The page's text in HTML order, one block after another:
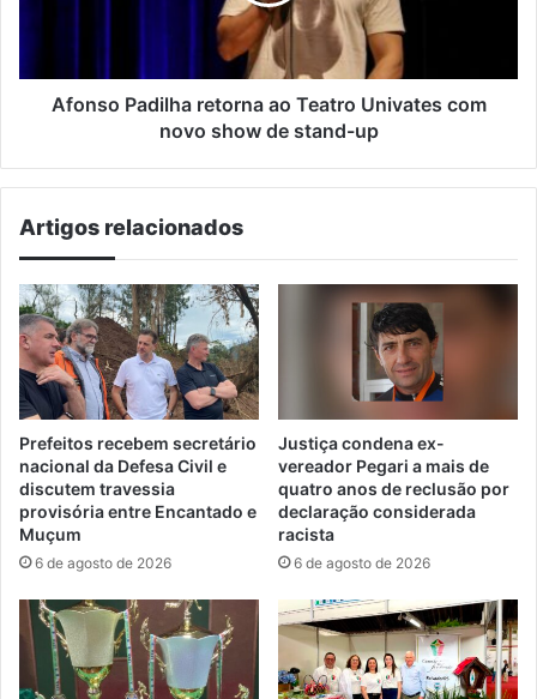
show
Afonso Padilha retorna ao Teatro Univates com
novo show de stand-up
Artigos relacionados
Prefeitos recebem secretário
nacional da Defesa Civil e
discutem travessia
provisória entre Encantado e
Muçum
6 de agosto de 2026
Justiça condena ex-
vereador Pegari a mais de
quatro anos de reclusão por
declaração considerada
racista
6 de agosto de 2026